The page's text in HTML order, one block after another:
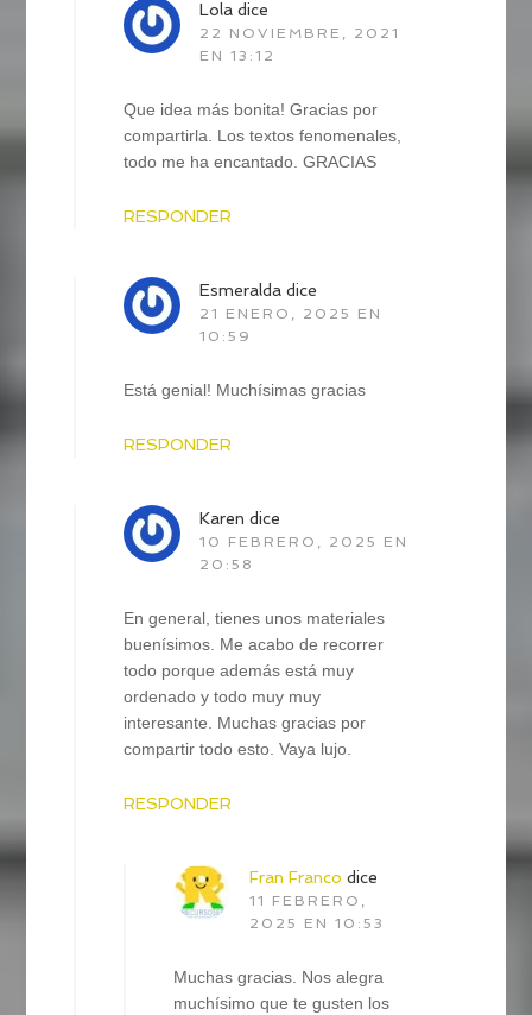
Lola dice
22 NOVIEMBRE, 2021
EN 13:12
Que idea más bonita! Gracias por
compartirla. Los textos fenomenales,
todo me ha encantado. GRACIAS
RESPONDER
Esmeralda dice
21 ENERO, 2025 EN
10:59
Está genial! Muchísimas gracias
RESPONDER
Karen dice
10 FEBRERO, 2025 EN
20:58
En general, tienes unos materiales
buenísimos. Me acabo de recorrer
todo porque además está muy
ordenado y todo muy muy
interesante. Muchas gracias por
compartir todo esto. Vaya lujo.
RESPONDER
Fran Franco dice
11 FEBRERO,
2025 EN 10:53
Muchas gracias. Nos alegra
muchísimo que te gusten los